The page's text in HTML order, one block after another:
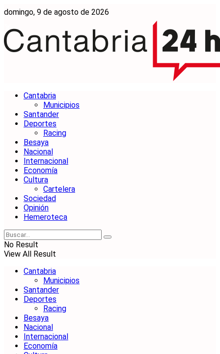
domingo, 9 de agosto de 2026
Cantabria
Municipios
Santander
Deportes
Racing
Besaya
Nacional
Internacional
Economía
Cultura
Cartelera
Sociedad
Opinión
Hemeroteca
No Result
View All Result
Cantabria
Municipios
Santander
Deportes
Racing
Besaya
Nacional
Internacional
Economía